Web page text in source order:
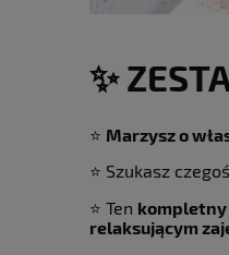
✨
⭐ Marzysz o
⭐ Szukasz
⭐ Ten kompletny
relaksującym